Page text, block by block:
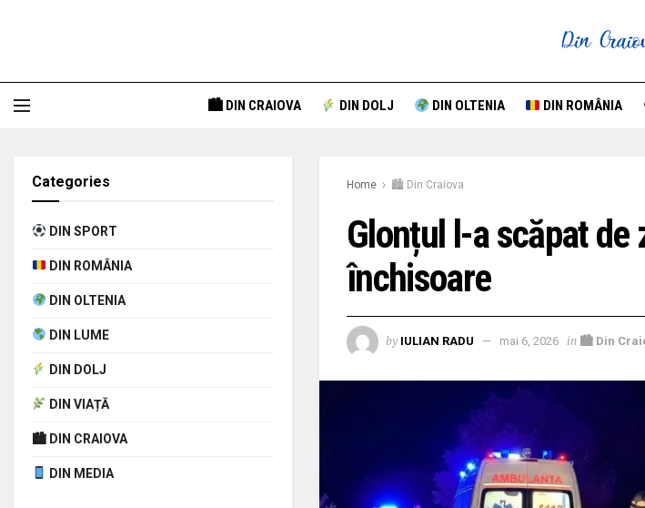
🏙 DIN CRAIOVA DIN DOLJ DIN OLTENIA DIN ROMÂNIA
Home 🏙 Din Craiova
Glonțul l-a scăpat de
închisoare
by IULIAN RADU mai 6, 2026 in 🏙 Din
Categories
DIN SPORT
DIN ROMÂNIA
DIN OLTENIA
DIN LUME
DIN DOLJ
DIN VIAȚĂ
🏙 DIN CRAIOVA
DIN MEDIA